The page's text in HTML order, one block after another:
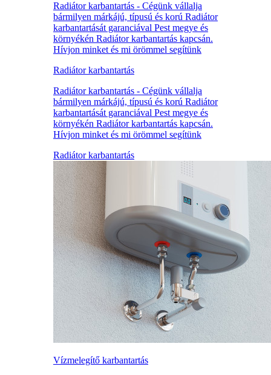
Radiátor karbantartás - Cégünk vállalja
bármilyen márkájú, típusú és korú Radiátor
karbantartását garanciával Pest megye és
környékén Radiátor karbantartás kapcsán.
Hívjon minket és mi örömmel segítünk
Radiátor karbantartás
Radiátor karbantartás - Cégünk vállalja
bármilyen márkájú, típusú és korú Radiátor
karbantartását garanciával Pest megye és
környékén Radiátor karbantartás kapcsán.
Hívjon minket és mi örömmel segítünk
Radiátor karbantartás
Vízmelegítő karbantartás